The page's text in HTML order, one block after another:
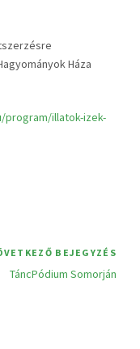
Háza
program/illatok-izek-
BEJEGYZÉS
TáncPódium Somorján